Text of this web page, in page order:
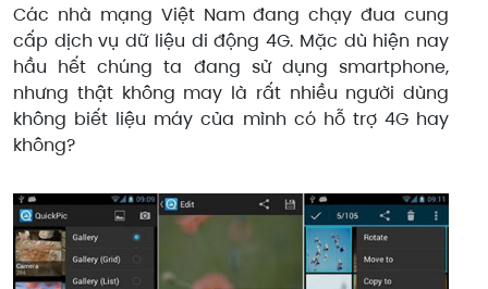
Các nhà mạng Việt Nam đang chạy đua cung
cấp dịch vụ dữ liệu di động 4G. Mặc dù hiện nay
hầu hết chúng ta đang sử dụng smartphone,
nhưng thật không may là rất nhiều người dùng
không biết liệu máy của mình có hỗ trợ 4G hay
không?